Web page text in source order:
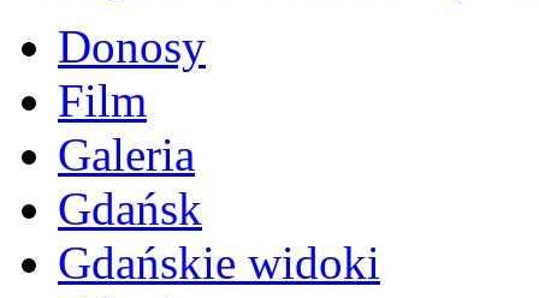
Donosy
Film
Galeria
Gdańsk
Gdańskie widoki